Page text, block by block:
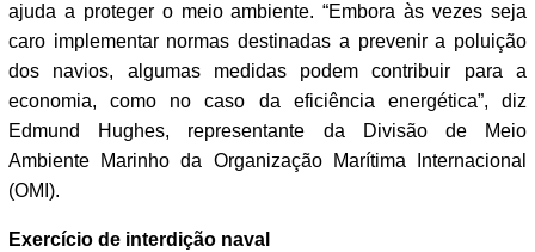
ajuda a proteger o meio ambiente. “Embora às vezes seja
caro implementar normas destinadas a prevenir a poluição
dos navios, algumas medidas podem contribuir para a
economia, como no caso da eficiência energética”, diz
Edmund Hughes, representante da Divisão de Meio
Ambiente Marinho da Organização Marítima Internacional
(OMI).
Exercício de interdição naval